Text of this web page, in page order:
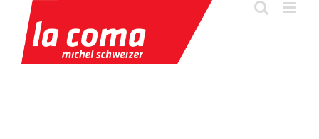
contenu